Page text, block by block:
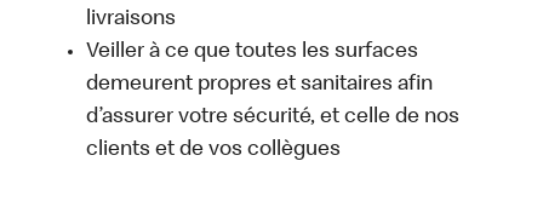
livraisons
Veiller à ce que toutes les surfaces
demeurent propres et sanitaires afin
d’assurer votre sécurité, et celle de nos
clients et de vos collègues